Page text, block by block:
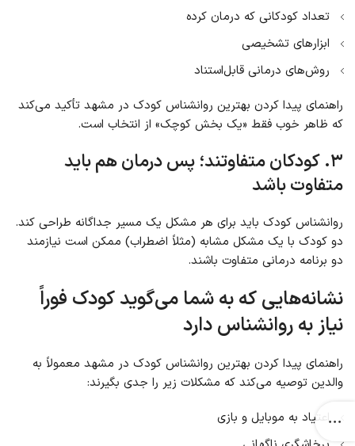
تعداد کودکانی که درمان کرده
ابزارهای تشخیصی
روش‌های درمانی قابل‌استناد
راهنمای پیدا کردن بهترین روانشناس کودک در مشهد تأکید می‌کند
که ظاهر خوب فقط «یک بخش کوچک» از انتخاب است.
۳. کودکان متفاوتند؛ پس درمان هم باید
متفاوت باشد
روانشناس کودک باید برای هر مشکل یک مسیر جداگانه طراحی کند.
دو کودک با یک مشکل مشابه (مثلاً اضطراب) ممکن است نیازمند
دو برنامه درمانی متفاوت باشند.
نشانه‌هایی که به شما می‌گوید کودک فوراً
نیاز به روانشناس دارد
راهنمای پیدا کردن بهترین روانشناس کودک در مشهد معمولاً به
والدین توصیه می‌کند که مشکلات زیر را جدی بگیرند:
اعتیاد به موبایل و بازی